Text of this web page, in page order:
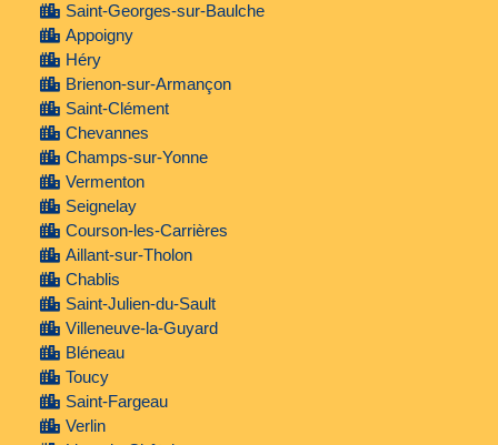
Saint-Georges-sur-Baulche
Appoigny
Héry
Brienon-sur-Armançon
Saint-Clément
Chevannes
Champs-sur-Yonne
Vermenton
Seignelay
Courson-les-Carrières
Aillant-sur-Tholon
Chablis
Saint-Julien-du-Sault
Villeneuve-la-Guyard
Bléneau
Toucy
Saint-Fargeau
Verlin